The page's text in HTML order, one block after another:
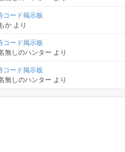
コード掲示板
もか より
コード掲示板
無しのハンター より
コード掲示板
無しのハンター より